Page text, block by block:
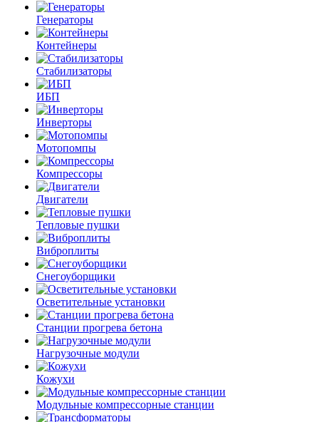
Генераторы
Контейнеры
Стабилизаторы
ИБП
Инверторы
Мотопомпы
Компрессоры
Двигатели
Тепловые пушки
Виброплиты
Снегоуборщики
Осветительные установки
Станции прогрева бетона
Нагрузочные модули
Кожухи
Модульные компрессорные станции